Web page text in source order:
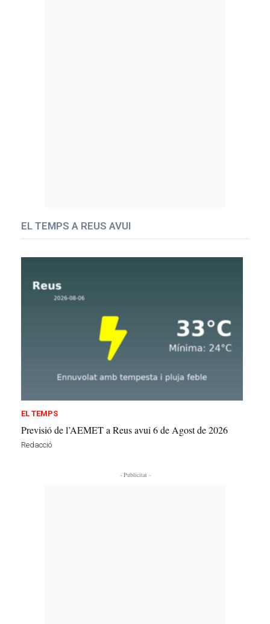
EL TEMPS A REUS AVUI
EL TEMPS
Previsió de l’AEMET a Reus avui 6 de Agost de 2026
Redacció
- Publicitat -